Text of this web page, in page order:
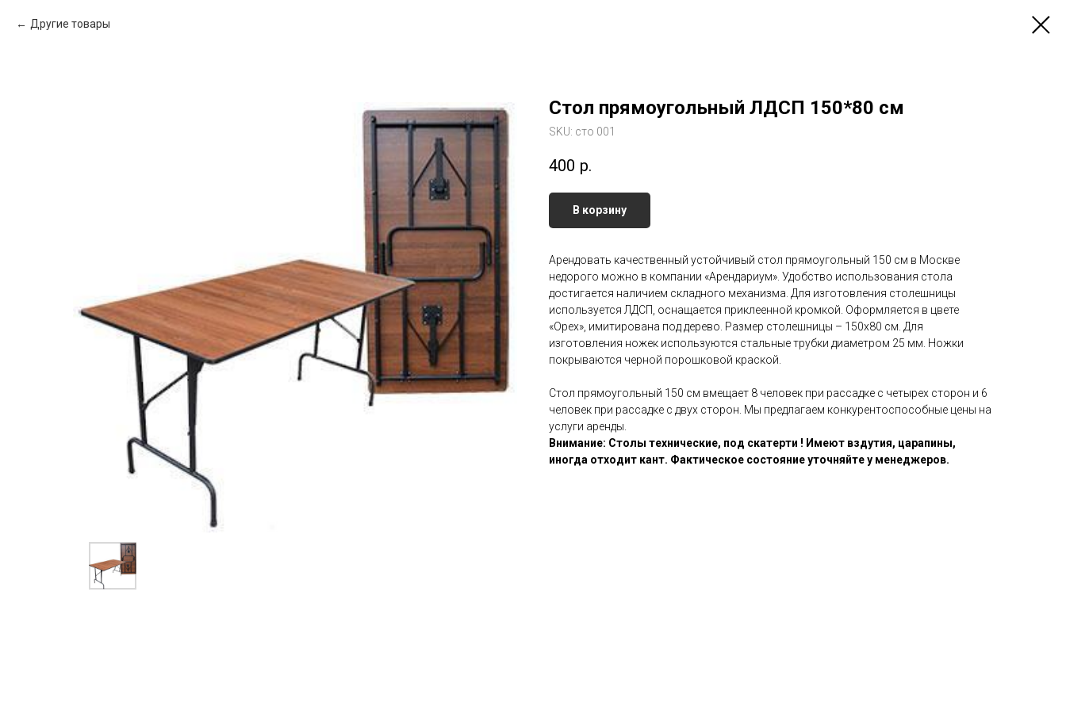
Другие товары
Стол прямоугольный ЛДСП 150*80 см
SKU: сто 001
400 р.
В корзину
Арендовать качественный устойчивый стол прямоугольный 150 см в Москве
недорого можно в компании «Арендариум». Удобство использования стола
достигается наличием складного механизма. Для изготовления столешницы
используется ЛДСП, оснащается приклеенной кромкой. Оформляется в цвете
«Орех», имитирована под дерево. Размер столешницы – 150х80 см. Для
изготовления ножек используются стальные трубки диаметром 25 мм. Ножки
покрываются черной порошковой краской.
Стол прямоугольный 150 см вмещает 8 человек при рассадке с четырех сторон и 6
человек при рассадке с двух сторон. Мы предлагаем конкурентоспособные цены на
услуги аренды.
Внимание: Столы технические, под скатерти ! Имеют вздутия, царапины,
иногда отходит кант. Фактическое состояние уточняйте у менеджеров.